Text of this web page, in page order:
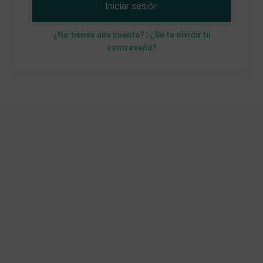
Iniciar sesión
¿No tienes una cuenta?
¿Se te olvidó tu
contraseña?